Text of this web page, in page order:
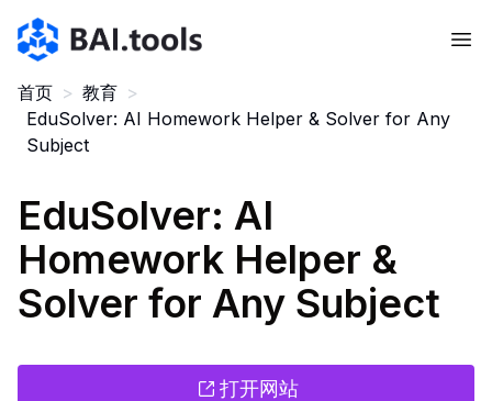
Bai.tools
首页 > 教育 >
EduSolver: AI Homework Helper & Solver for Any
Subject
EduSolver: AI
Homework Helper &
Solver for Any Subject
打开网站